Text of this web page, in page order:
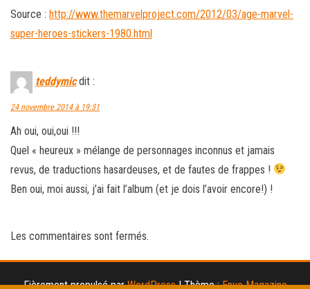
Source : http://www.themarvelproject.com/2012/03/age-marvel-
super-heroes-stickers-1980.html
teddymic dit :
24 novembre 2014 à 19:31
Ah oui, oui,oui !!!
Quel « heureux » mélange de personnages inconnus et jamais
revus, de traductions hasardeuses, et de fautes de frappes !
Ben oui, moi aussi, j’ai fait l’album (et je dois l’avoir encore!) !
Les commentaires sont fermés.
Fièrement propulsé parWordPress |Thème :Envo Magazine